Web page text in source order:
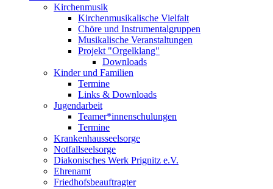
Kirchenmusik
Kirchenmusikalische Vielfalt
Chöre und Instrumentalgruppen
Musikalische Veranstaltungen
Projekt "Orgelklang"
Downloads
Kinder und Familien
Termine
Links & Downloads
Jugendarbeit
Teamer*innenschulungen
Termine
Krankenhausseelsorge
Notfallseelsorge
Diakonisches Werk Prignitz e.V.
Ehrenamt
Friedhofsbeauftragter